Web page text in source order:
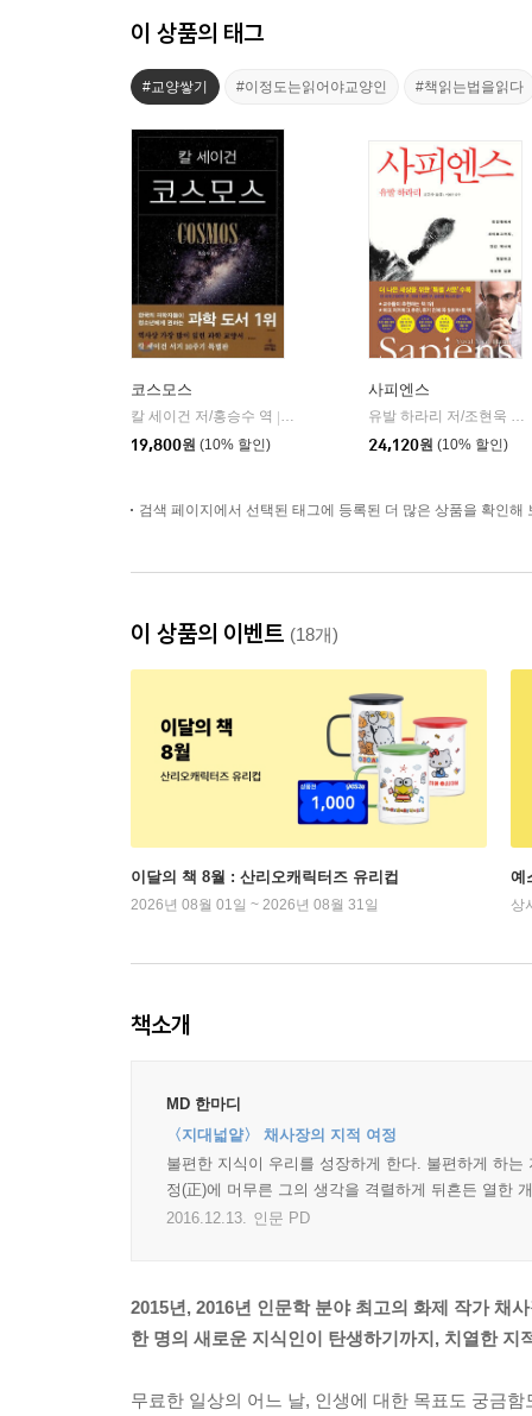
이 상품의 태그
#교양쌓기 #이정도는읽어야교양인 #책읽는법을읽다
코스모스
칼 세이건 저/홍승수 역
사이언스북스
19,800원 (10% 할인)
사피엔스
유발 하라리 저/조현욱 역/이태수 감수
24,120원 (10% 할인)
검색 페이지에서 선택된 태그에 등록된 더 많은 상품을 확인해
이 상품의 이벤트 (18개)
이달의 책 8월 : 산리오캐릭터즈 유리컵
2026년 08월 01일 ~ 2026년 08월 31일
예
상
책소개
MD 한마디
〈지대넓얕〉 채사장의 지적 여정
불편한 지식이 우리를 성장하게 한다. 불편하게 하
정(正)에 머무른 그의 생각을 격렬하게 뒤흔든 열한
2016.12.13. 인문 PD
2015년, 2016년 인문학 분야 최고의 화제 작가 채
한 명의 새로운 지식인이 탄생하기까지, 치열한 지
무료한 일상의 어느 날, 인생에 대한 목표도 궁금